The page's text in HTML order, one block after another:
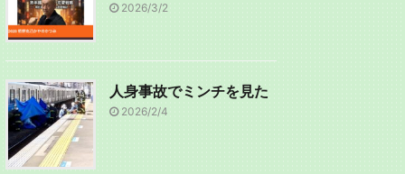
2026/3/2
人身事故でミンチを見た
2026/2/4